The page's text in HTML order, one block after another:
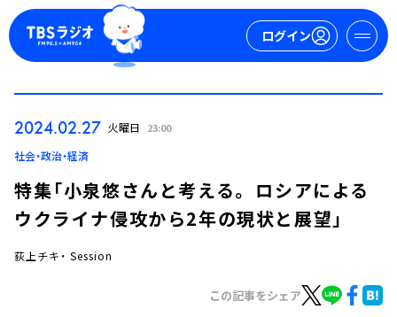
ログイン
2024.02.27 火曜日 23:00
社会・政治・経済
特集「小泉悠さんと考える。 ロシアによる
ウクライナ侵攻から2年の現状と展望」
荻上チキ・ Session
この記事をシェア